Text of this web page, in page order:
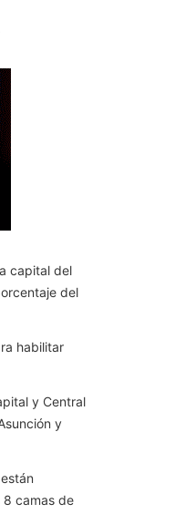
capital del
del
habilitar
y Central
y
8 camas de